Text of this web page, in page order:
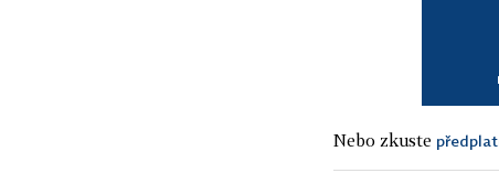
Nebo zkuste